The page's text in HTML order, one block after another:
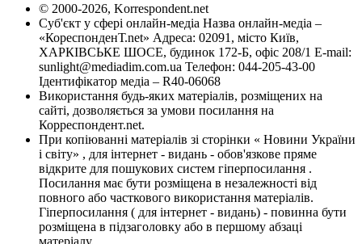
© 2000-2026, Korrespondent.net
Суб'єкт у сфері онлайн-медіа Назва онлайн-медіа –
«КореспонденТ.net» Адреса: 02091, місто Київ,
ХАРКІВСЬКЕ ШОСЕ, будинок 172-Б, офіс 208/1 E-mail:
sunlight@mediadim.com.ua Телефон: 044-205-43-00
Ідентифікатор медіа – R40-06068
Використання будь-яких матеріалів, розміщених на
сайті, дозволяється за умови посилання на
Корреспондент.net.
При копіюванні матеріалів зі сторінки « Новини України
і світу» , для інтернет - видань - обов'язкове пряме
відкрите для пошукових систем гіперпосилання .
Посилання має бути розміщена в незалежності від
повного або часткового використання матеріалів.
Гіперпосилання ( для інтернет - видань) - повинна бути
розміщена в підзаголовку або в першому абзаці
матеріалу.